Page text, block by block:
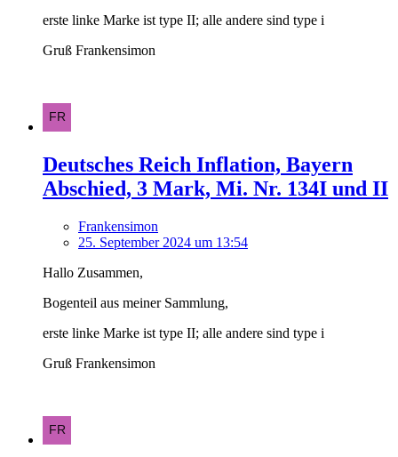
erste linke Marke ist type II; alle andere sind type i
Gruß Frankensimon
Deutsches Reich Inflation, Bayern
Abschied, 3 Mark, Mi. Nr. 134I und II
Frankensimon
25. September 2024 um 13:54
Hallo Zusammen,
Bogenteil aus meiner Sammlung,
erste linke Marke ist type II; alle andere sind type i
Gruß Frankensimon